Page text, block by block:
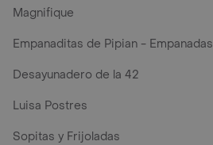
Magnifique
Empanaditas de Pipian - Empanadas
Desayunadero de la 42
Luisa Postres
Sopitas y Frijoladas